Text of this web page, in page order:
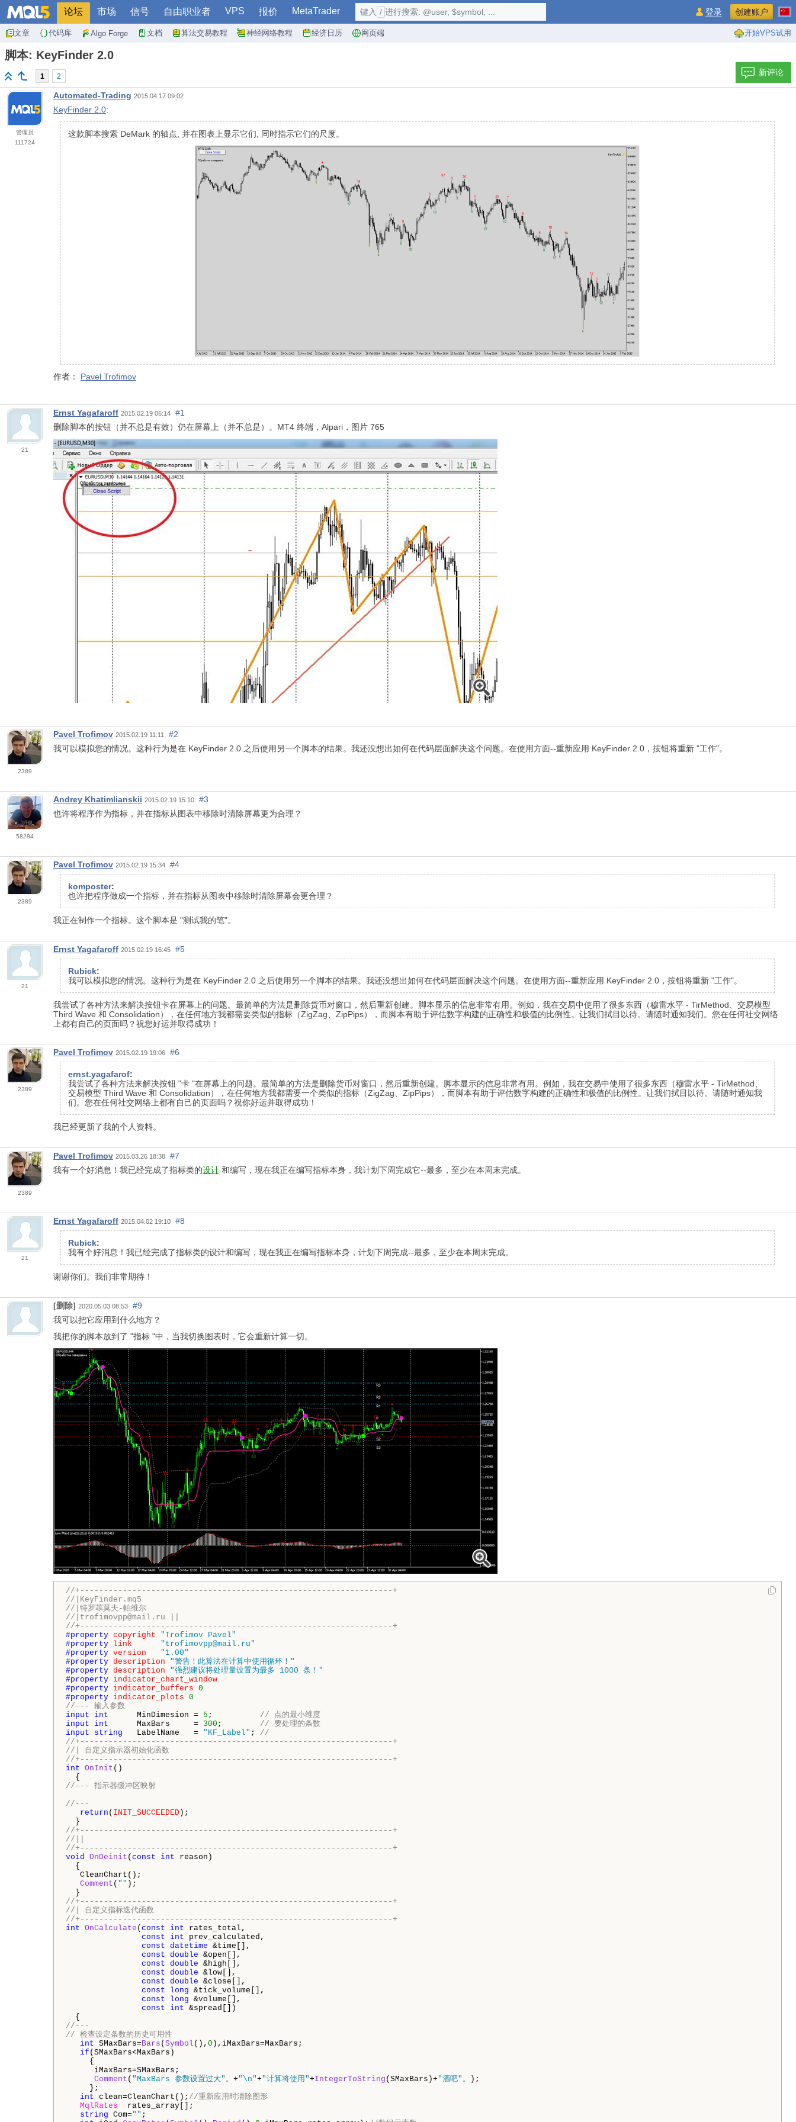
论坛 市场 信号 自由职业者 VPS 报价 MetaTrader
文章 代码库 Algo Forge 文档 算法交易教程 神经网络教程 经济日历 网页端 开始VPS试用
键入 / 进行搜索: @user, $symbol, ... 登录 创建账户
脚本: KeyFinder 2.0
1 2 新评论
管理员
111724
Automated-Trading 2015.04.17 09:02
KeyFinder 2.0:
这款脚本搜索 DeMark 的轴点, 并在图表上显示它们, 同时指示它们的尺度。
作者： Pavel Trofimov
21
Ernst Yagafaroff 2015.02.19 06:14
#1
删除脚本的按钮（并不总是有效）仍在屏幕上（并不总是）。MT4 终端，Alpari，图片 765
2389
Pavel Trofimov 2015.02.19 11:11
#2
我可以模拟您的情况。这种行为是在 KeyFinder 2.0 之后使用另一个脚本的结果。我还没想出如何在代码层面解决这个问题。在使用方面--重新应用 KeyFinder 2.0，按钮将重新 "工作"。
58284
Andrey Khatimlianskii 2015.02.19 15:10
#3
也许将程序作为指标，并在指标从图表中移除时清除屏幕更为合理？
2389
Pavel Trofimov 2015.02.19 15:34 #4
komposter:
也许把程序做成一个指标，并在指标从图表中移除时清除屏幕会更合理？
我正在制作一个指标。这个脚本是 "测试我的笔"。
21
Ernst Yagafaroff 2015.02.19 16:45 #5
Rubick:
我可以模拟您的情况。这种行为是在 KeyFinder 2.0 之后使用另一个脚本的结果。我还没想出如何在代码层面解决这个问题。在使用方面--重新应用 KeyFinder 2.0，按钮将重新 "工作"。
我尝试了各种方法来解决按钮卡在屏幕上的问题。最简单的方法是删除货币对窗口，然后重新创建。脚本显示的信息非常有用。例如，我在交易中使用了很多东西（穆雷水平 - TirMethod、交易模型
Third Wave 和 Consolidation），在任何地方我都需要类似的指标（ZigZag、ZipPips），而脚本有助于评估数字构建的正确性和极值的比例性。让我们拭目以待。请随时通知我们。您在任何社交网络
上都有自己的页面吗？祝您好运并取得成功！
2389
Pavel Trofimov 2015.02.19 19:06 #6
ernst.yagafarof:
我尝试了各种方法来解决按钮 "卡 "在屏幕上的问题。最简单的方法是删除货币对窗口，然后重新创建。脚本显示的信息非常有用。例如，我在交易中使用了很多东西（穆雷水平 - TirMethod、
交易模型 Third Wave 和 Consolidation），在任何地方我都需要一个类似的指标（ZigZag、ZipPips），而脚本有助于评估数字构建的正确性和极值的比例性。让我们拭目以待。请随时通知我
们。您在任何社交网络上都有自己的页面吗？祝你好运并取得成功！
我已经更新了我的个人资料。
2389
Pavel Trofimov 2015.03.26 18:38
#7
我有一个好消息！我已经完成了指标类的设计 和编写，现在我正在编写指标本身，我计划下周完成它--最多，至少在本周末完成。
21
Ernst Yagafaroff 2015.04.02 19:10 #8
Rubick:
我有个好消息！我已经完成了指标类的设计和编写，现在我正在编写指标本身，计划下周完成--最多，至少在本周末完成。
谢谢你们。我们非常期待！
[删除] 2020.05.03 08:53
#9
我可以把它应用到什么地方？
我把你的脚本放到了 "指标 "中，当我切换图表时，它会重新计算一切。
//+------------------------------------------------------------------+
//|KeyFinder.mq5
//|特罗菲莫夫-帕维尔
//|trofimovpp@mail.ru ||
//+------------------------------------------------------------------+
#property copyright
"Trofimov Pavel"
#property link
"trofimovpp@mail.ru"
#property version
"1.00"
#property description
"警告！此算法在计算中使用循环！"
#property description
"强烈建议将处理量设置为最多 1000 条！"
#property indicator_chart_window
#property indicator_buffers 0
#property indicator_plots 0
//--- 输入参数
input
int MinDimesion = 5 ; // 点的最小维度
input
int MaxBars     = 300 ; // 要处理的条数
input
string LabelName   = "KF_Label" ; //
//+------------------------------------------------------------------+
//| 自定义指示器初始化函数
//+------------------------------------------------------------------+
int OnInit ()
//--- 指示器缓冲区映射
//---
return ( INIT_SUCCEEDED );
//+------------------------------------------------------------------+
//||
//+------------------------------------------------------------------+
void OnDeinit ( const int reason)
{
CleanChart();
Comment ( "" );
//+------------------------------------------------------------------+
//| 自定义指标迭代函数
//+------------------------------------------------------------------+
int OnCalculate ( const int rates_total,
const
int prev_calculated,
const datetime &time[],
const double &open[],
const double &high[],
const double &low[],
const double &close[],
const
long &tick_volume[],
const
long &volume[],
const
int &spread[])
//---
// 检查设定条数的历史可用性
int SMaxBars=Bars ( Symbol (), 0 ),iMaxBars=MaxBars;
if (SMaxBars<MaxBars)
{
iMaxBars=SMaxBars;
Comment ( "MaxBars 参数设置过大"。 +"\n"+"计算将使用"+IntegerToString (SMaxBars)+"酒吧"。
);
};
int clean=CleanChart(); //重新应用时清除图形
MqlRates rates_array[];
string Com="" ;